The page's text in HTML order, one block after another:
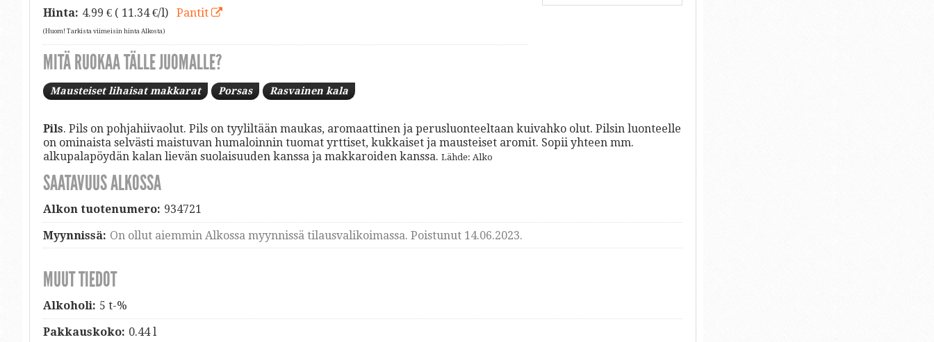
Hinta: 4.99 € ( 11.34 €/l) Pantit
(Huom! Tarkista viimeisin hinta Alkosta)
MITÄ RUOKAA TÄLLE JUOMALLE?
Mausteiset lihaisat makkarat Porsas Rasvainen kala
Pils. Pils on pohjahiivaolut. Pils on tyyliltään maukas, aromaattinen ja perusluonteeltaan kuivahko olut. Pilsin luonteelle
on ominaista selvästi maistuvan humaloinnin tuomat yrttiset, kukkaiset ja mausteiset aromit. Sopii yhteen mm.
alkupalapöydän kalan lievän suolaisuuden kanssa ja makkaroiden kanssa. Lähde: Alko
SAATAVUUS ALKOSSA
Alkon tuotenumero: 934721
Myynnissä: On ollut aiemmin Alkossa myynnissä tilausvalikoimassa. Poistunut 14.06.2023.
MUUT TIEDOT
Alkoholi: 5 t-%
Pakkauskoko: 0.44 l